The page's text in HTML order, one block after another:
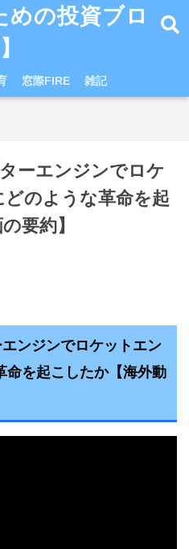
めの投資ブロ
】
窓際FIRE 雑記
ーエンジンでロケ
のような革命を起
要約】
ンジンでロケットエン
命を起こしたか【海外動